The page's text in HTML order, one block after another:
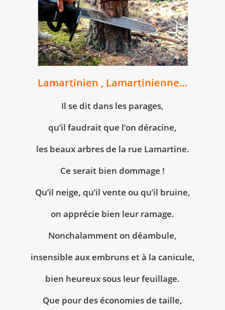
Lamartinien , Lamartinienne…
Il se dit dans les parages,
qu’il faudrait que l’on déracine,
les beaux arbres de la rue Lamartine.
Ce serait bien dommage !
Qu’il neige, qu’il vente ou qu’il bruine,
on apprécie bien leur ramage.
Nonchalamment on déambule,
insensible aux embruns et à la canicule,
bien heureux sous leur feuillage.
Que pour des économies de taille,